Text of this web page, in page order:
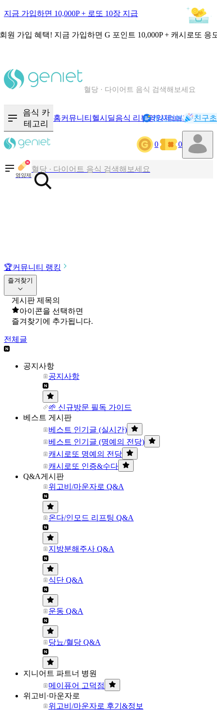
지금 가입하면 10,000P + 로또 10장 지급
원 가입 혜택! 지금 가입하면 G 포인트 10,000P + 캐시로또 응
음식 · 영양제 리뷰를 찾아보세요
음식 카
테고리
홈커뮤니티 헬시딜음식 리뷰영양제NEW기록
캐시리뷰 친구
0 0
영양제
칼로리와 영양성분을 검색해보세요
음식 · 영양제 리뷰를 찾아보세요
🏆커뮤니티 랭킹
즐겨찾기
게시판 제목의
아이콘을 선택하면
즐겨찾기에 추가됩니다.
전체글
공지사항
공지사항
🌱 신규방문 필독 가이드
베스트 게시판
베스트 인기글 (실시간)
베스트 인기글 (명예의 전당)
캐시로또 명예의 전당
캐시로또 인증&수다
Q&A게시판
위고비/마운자로 Q&A
온다/인모드 리프팅 Q&A
지방분해주사 Q&A
식단 Q&A
운동 Q&A
당뇨/혈당 Q&A
지니어트 파트너 병원
메이퓨어 고덕점
위고비·마운자로
위고비/마운자로 후기&정보